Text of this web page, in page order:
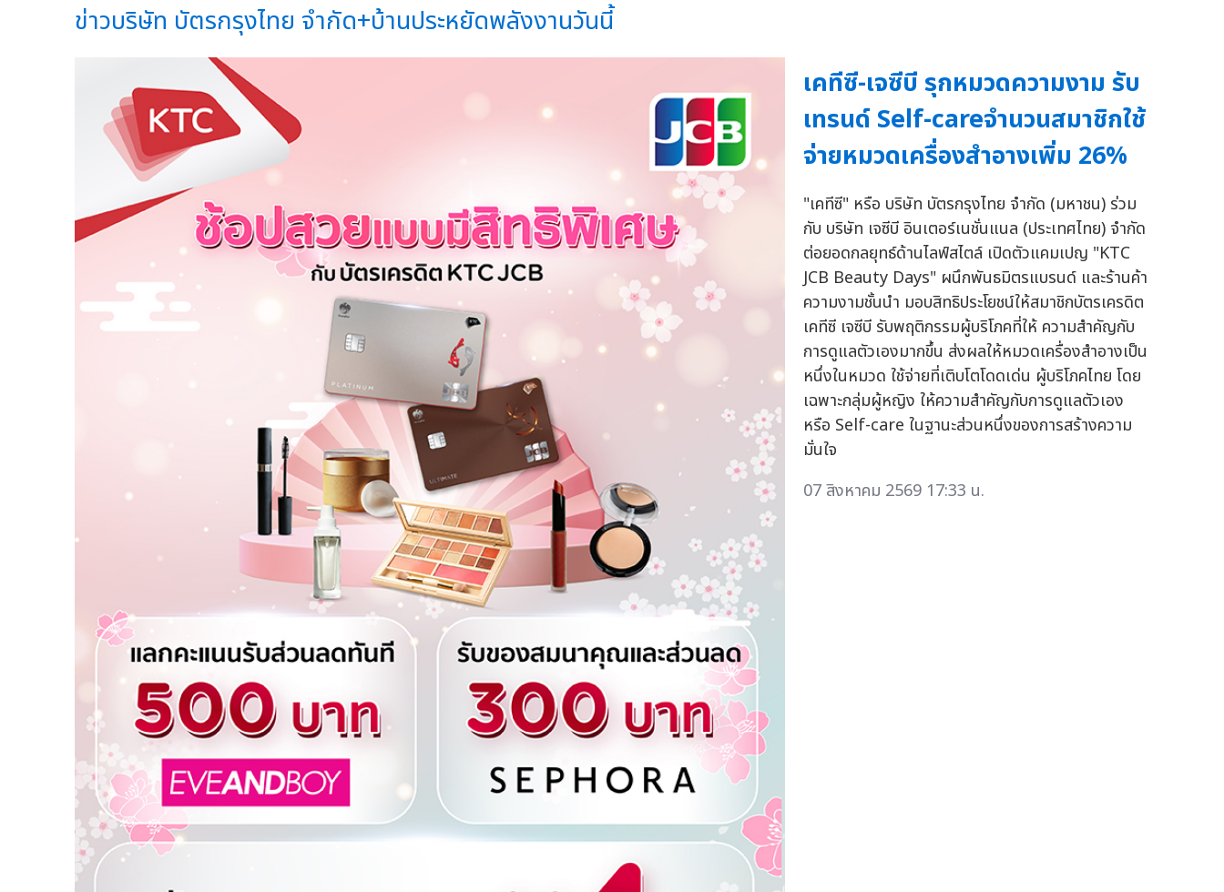
ข่าวบริษัท บัตรกรุงไทย จำกัด+บ้านประหยัดพลังงานวันนี้
เคทีซี-เจซีบี รุกหมวดความงาม รับ
เทรนด์ Self-careจำนวนสมาชิกใช้
จ่ายหมวดเครื่องสำอางเพิ่ม 26%
"เคทีซี" หรือ บริษัท บัตรกรุงไทย จำกัด (มหาชน) ร่วม
กับ บริษัท เจซีบี อินเตอร์เนชั่นแนล (ประเทศไทย) จำกัด
ต่อยอดกลยุทธ์ด้านไลฟ์สไตล์ เปิดตัวแคมเปญ "KTC
JCB Beauty Days" ผนึกพันธมิตรแบรนด์ และร้านค้า
ความงามชั้นนำ มอบสิทธิประโยชน์ให้สมาชิกบัตรเครดิต
เคทีซี เจซีบี รับพฤติกรรมผู้บริโภคที่ให้ ความสำคัญกับ
การดูแลตัวเองมากขึ้น ส่งผลให้หมวดเครื่องสำอางเป็น
หนึ่งในหมวด ใช้จ่ายที่เติบโตโดดเด่น ผู้บริโภคไทย โดย
เฉพาะกลุ่มผู้หญิง ให้ความสำคัญกับการดูแลตัวเอง
หรือ Self-care ในฐานะส่วนหนึ่งของการสร้างความ
มั่นใจ
07 สิงหาคม 2569 17:33 น.